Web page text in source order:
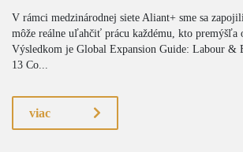
V rámci medzinárodnej siete Aliant+ sme sa
môže reálne uľahčiť prácu každému, kto premýšľa
Výsledkom je Global Expansion Guide: Labour &
13 Co...
viac